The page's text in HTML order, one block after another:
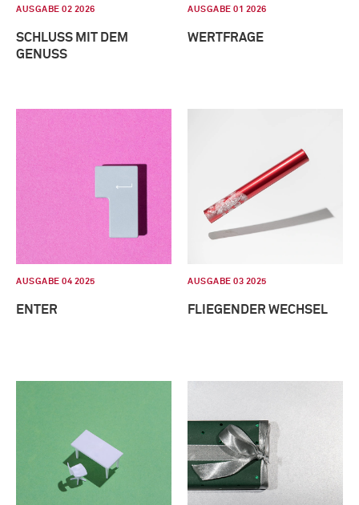
AUSGABE 02 2026
SCHLUSS MIT DEM
GENUSS
AUSGABE 01 2026
WERTFRAGE
AUSGABE 04 2025
ENTER
AUSGABE 03 2025
FLIEGENDER WECHSEL